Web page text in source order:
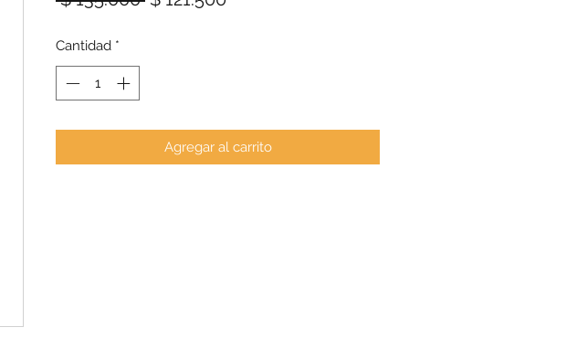
Cantidad *
Agregar al carrito